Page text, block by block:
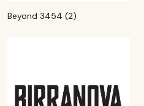
Beyond 3454 (2)